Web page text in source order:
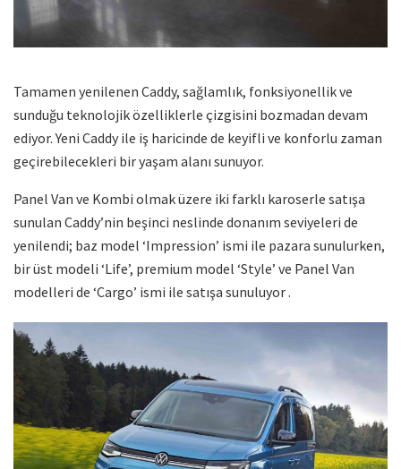
Tamamen yenilenen Caddy, sağlamlık, fonksiyonellik ve
sunduğu teknolojik özelliklerle çizgisini bozmadan devam
ediyor. Yeni Caddy ile iş haricinde de keyifli ve konforlu zaman
geçirebilecekleri bir yaşam alanı sunuyor.
Panel Van ve Kombi olmak üzere iki farklı karoserle satışa
sunulan Caddy’nin beşinci neslinde donanım seviyeleri de
yenilendi; baz model ‘Impression’ ismi ile pazara sunulurken,
bir üst modeli ‘Life’, premium model ‘Style’ ve Panel Van
modelleri de ‘Cargo’ ismi ile satışa sunuluyor .